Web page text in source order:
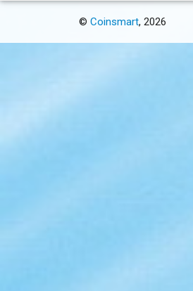
©Coinsmart, 2026